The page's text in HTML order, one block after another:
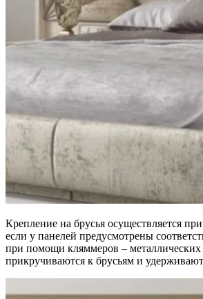
Крепление на брусья осуществляется
если у панелей предусмотрены
при помощи кляммеров –
прикручиваются к брусьям и